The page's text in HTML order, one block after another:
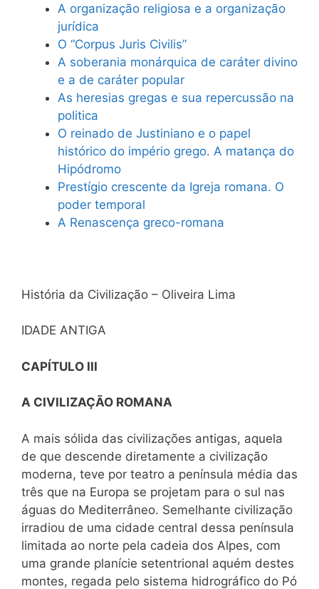
A organização religiosa e a organização
jurídica
O “Corpus Juris Civilis”
A soberania monárquica de caráter divino
e a de caráter popular
As heresias gregas e sua repercussão na
politica
O reinado de Justiniano e o papel
histórico do império grego. A matança do
Hipódromo
Prestígio crescente da Igreja romana. O
poder temporal
A Renascença greco-romana
História da Civilização – Oliveira Lima
IDADE ANTIGA
CAPÍTULO III
A CIVILIZAÇÃO ROMANA
A mais sólida das civilizações antigas, aquela
de que descende diretamente a civilização
moderna, teve por teatro a península média das
três que na Europa se projetam para o sul nas
águas do Mediterrâneo. Semelhante civilização
irradiou de uma cidade central dessa península
limitada ao norte pela cadeia dos Alpes, com
uma grande planície setentrional aquém destes
montes, regada pelo sistema hidrográfico do Pó